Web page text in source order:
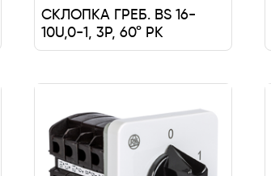
СКЛОПКА ГРЕБ. BS 16-
10U,0-1, 3P, 60° РК